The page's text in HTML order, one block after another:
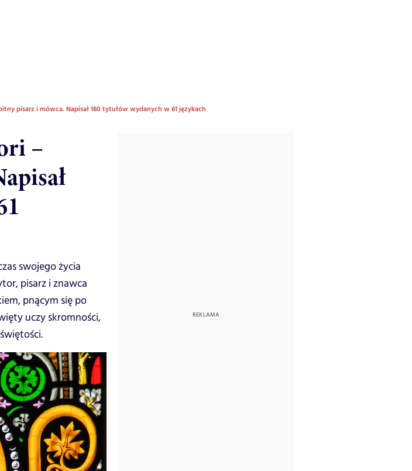
pisarz i mówca. Napisał 160 tytułów wydanych w 61 językach
–
swojego życia
pisarz i znawca
pnącym się po
uczy skromności,